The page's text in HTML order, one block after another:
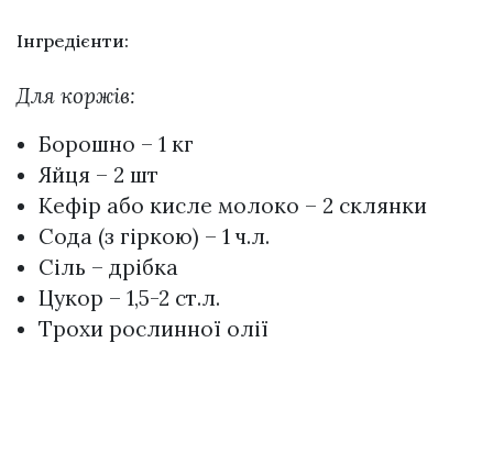
Інгредієнти:
Для коржів:
Борошно – 1 кг
Яйця – 2 шт
Кефір або кисле молоко – 2 склянки
Сода (з гіркою) – 1 ч.л.
Сіль – дрібка
Цукор – 1,5-2 ст.л.
Трохи рослинної олії